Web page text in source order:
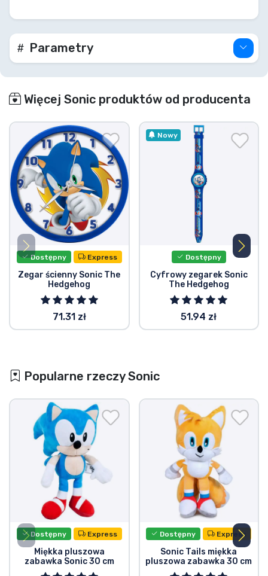
Parametry
Więcej Sonic produktów od producenta
Dostępny Express
Zegar ścienny Sonic The
Hedgehog
71.31 zł
Nowy
Dostępny
Cyfrowy zegarek Sonic
The Hedgehog
51.94 zł
Popularne rzeczy Sonic
Dostępny Express
Miękka pluszowa
zabawka Sonic 30 cm
Dostępny Express
Sonic Tails miękka
pluszowa zabawka 30 cm